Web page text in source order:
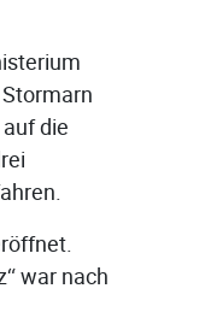
die
war nach